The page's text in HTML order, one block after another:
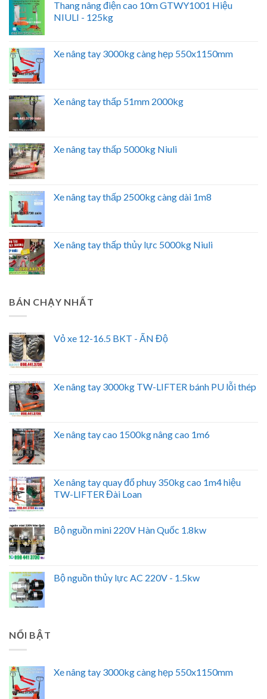
Thang nâng điện cao 10m GTWY1001 Hiệu
NIULI - 125kg
Xe nâng tay 3000kg càng hẹp 550x1150mm
Xe nâng tay thấp 51mm 2000kg
Xe nâng tay thấp 5000kg Niuli
Xe nâng tay thấp 2500kg càng dài 1m8
Xe nâng tay thấp thủy lực 5000kg Niuli
BÁN CHẠY NHẤT
Vỏ xe 12-16.5 BKT - ẤN Độ
Xe nâng tay 3000kg TW-LIFTER bánh PU lỗi thép
Xe nâng tay cao 1500kg nâng cao 1m6
Xe nâng tay quay đổ phuy 350kg cao 1m4 hiệu
TW-LIFTER Đài Loan
Bộ nguồn mini 220V Hàn Quốc 1.8kw
Bộ nguồn thủy lực AC 220V - 1.5kw
NỔI BẬT
Xe nâng tay 3000kg càng hẹp 550x1150mm